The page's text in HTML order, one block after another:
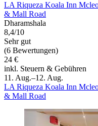
LA Riqueza Koala Inn
& Mall Road
Dharamshala
8,4/10
Sehr gut
(6 Bewertungen)
24 €
inkl. Steuern & Gebühren
11. Aug.–12. Aug.
LA Riqueza Koala Inn
& Mall Road